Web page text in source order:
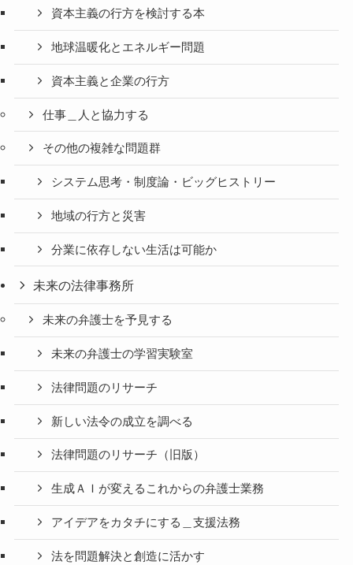
資本主義の行方を検討する本
地球温暖化とエネルギー問題
資本主義と企業の行方
仕事＿人と協力する
その他の複雑な問題群
システム思考・制度論・ビッグヒストリー
地域の行方と災害
分業に依存しない生活は可能か
未来の法律事務所
未来の弁護士を予見する
未来の弁護士の学習実験室
法律問題のリサーチ
新しい法令の成立を調べる
法律問題のリサーチ（旧版）
生成ＡＩが変えるこれからの弁護士業務
アイデアをカタチにする＿支援法務
法を問題解決と創造に活かす